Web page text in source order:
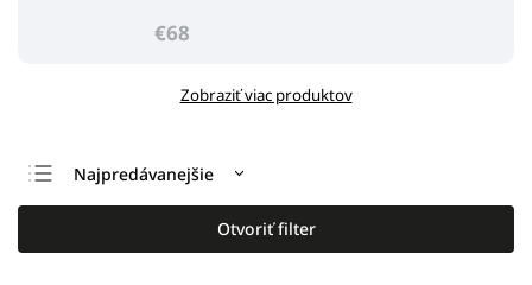
€68
Zobraziť viac produktov
Odporúčame
Najlacnejšie
Najpredávanejšie
Otvoriť filter